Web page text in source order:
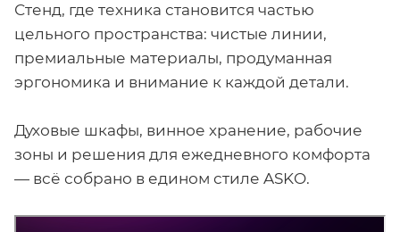
Стенд, где техника становится частью
цельного пространства: чистые линии,
премиальные материалы, продуманная
эргономика и внимание к каждой детали.
Духовые шкафы, винное хранение, рабочие
зоны и решения для ежедневного комфорта
— всё собрано в едином стиле ASKO.